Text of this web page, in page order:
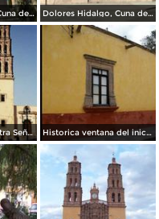
Dolores Hidalgo, Cuna de la Independencia Nacional. Dolores Hidalgo, Cuna de la Independencia Nacional.
Parroquia de Nuestra Señora de los Dolores (siglo XVIII). Dolores Hidalgo, Gto. 2003 Historica ventana del inicio movimiento de independencia